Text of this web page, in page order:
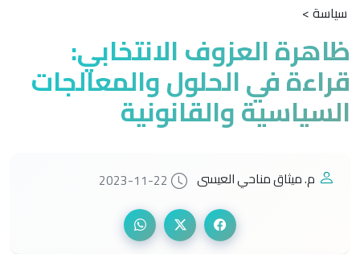
سياسة >
ظاهرة العزوف الانتخابي:
قراءة في الحلول والمعالجات
السياسية والقانونية
م. ميثاق مناحي العيسى 2023-11-22